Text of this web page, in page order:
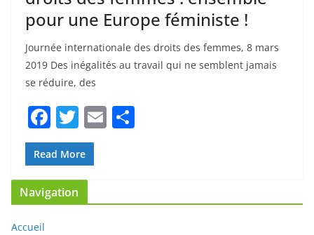
pour une Europe féministe !
Journée internationale des droits des femmes, 8 mars
2019 Des inégalités au travail qui ne semblent jamais
se réduire, des
F
a
c
e
b
T
w
itt
er
E
er
Read More
Navigation
Accueil